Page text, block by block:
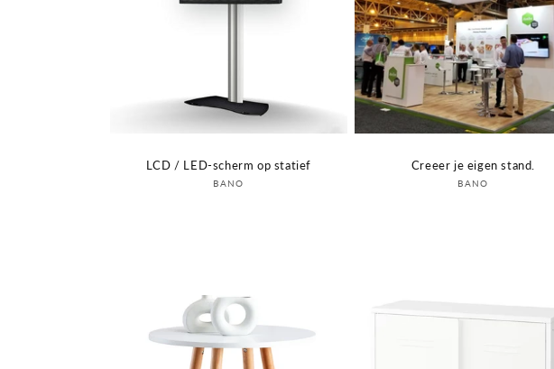
LCD / LED-scherm op statief
Verkoper:
BANO
Login om prijs te zien
Creeer je eigen stand.
Verkoper:
BANO
Login om prijs te zien